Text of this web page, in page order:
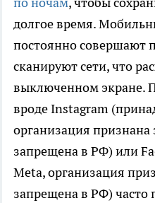
долгое время.
постоянно совершают
сканируют сети, что
выключенном экране.
вроде Instagram
организация признана
запрещена в РФ) или
Meta, организация
запрещена в РФ)